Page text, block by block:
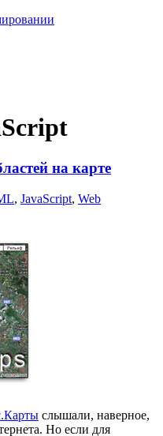
на карте
, JavaScript, Web
слышали, наверное,
Но если для